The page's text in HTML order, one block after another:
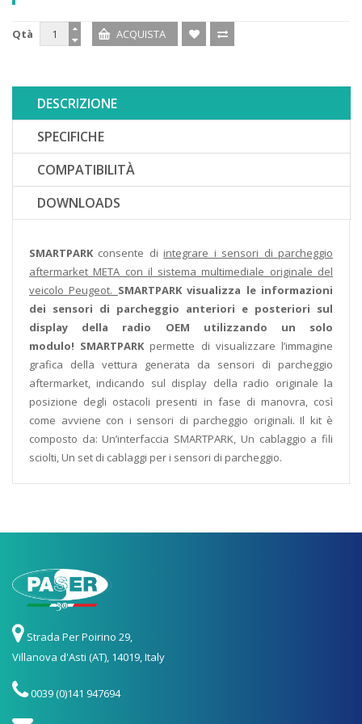
Qtà
DESCRIZIONE
SPECIFICHE
COMPATIBILITÀ
DOWNLOADS
SMARTPARK consente di integrare i sensori di parcheggio
aftermarket META con il sistema multimediale originale del
veicolo Peugeot. SMARTPARK visualizza le informazioni
dei sensori di parcheggio anteriori e posteriori sul
display della radio OEM utilizzando un solo
modulo! SMARTPARKpermette di visualizzare l’immagine
grafica della vettura generata da sensori di parcheggio
aftermarket, indicando sul display della radio originale la
posizione degli ostacoli presenti in fase di manovra, così
come avviene con i sensori di parcheggio originali. Il kit è
composto da: Un’interfaccia SMARTPARK, Un cablaggio a fili
sciolti, Un set di cablaggi per i sensori di parcheggio.
Strada Per Poirino 29,
Villanova d'Asti (AT), 14019, Italy
0039 (0)141 947694